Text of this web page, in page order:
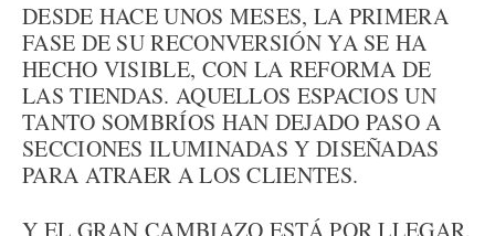
DESDE HACE UNOS MESES, LA PRIMERA
FASE DE SU RECONVERSIÓN YA SE HA
HECHO VISIBLE, CON LA REFORMA DE
LAS TIENDAS. AQUELLOS ESPACIOS UN
TANTO SOMBRÍOS HAN DEJADO PASO A
SECCIONES ILUMINADAS Y DISEÑADAS
PARA ATRAER A LOS CLIENTES.
Y EL GRAN CAMBIAZO ESTÁ POR LLEGAR.